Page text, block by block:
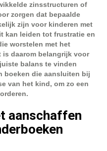
zinsstructuren of
zorgen dat bepaalde
zijn voor kinderen met
kan leiden tot frustratie en
worstelen met het
is daarom belangrijk voor
balans te vinden
boeken die aansluiten bij
van het kind, om zo een
aanschaffen